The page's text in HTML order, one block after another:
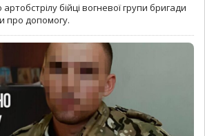
бійці вогневої групи бригади
про допомогу.